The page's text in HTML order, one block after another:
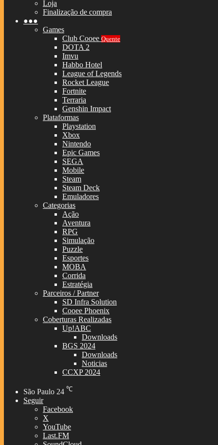
Loja
Finalização de compra
●●●
Games
Club Cooee Quente
DOTA 2
Imvu
Habbo Hotel
League of Legends
Rocket League
Fortnite
Terraria
Genshin Impact
Plataformas
Playstation
Xbox
Nintendo
Epic Games
SEGA
Mobile
Steam
Steam Deck
Emuladores
Categorias
Ação
Aventura
RPG
Simulação
Puzzle
Esportes
MOBA
Corrida
Estratégia
Parceiros / Partner
SD Infra Solution
Cooee Phoenix
Coberturas Realizadas
Up!ABC
Downloads
BGS 2024
Downloads
Noticias
CCXP 2024
São Paulo 24 ℃
Seguir
Facebook
X
YouTube
Last.FM